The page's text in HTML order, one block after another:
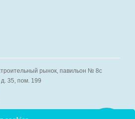
рынок, павильон № 8c
35, пом. 199